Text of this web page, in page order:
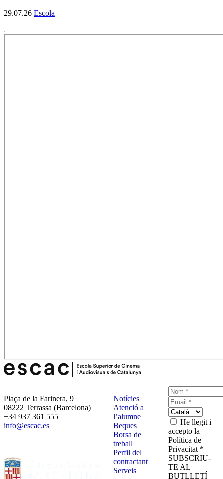
29.07.26 Escola
Plaça de la Farinera, 9
08222 Terrassa (Barcelona)
+34 937 361 555
info@escac.es
Notícies
Atenció a
l’alumne
Beques
Borsa de
treball
Perfil del
contractant
Serveis
He llegit i
accepto la
Política de
Privacitat *
SUBSCRIU-
TE AL
BUTLLETÍ